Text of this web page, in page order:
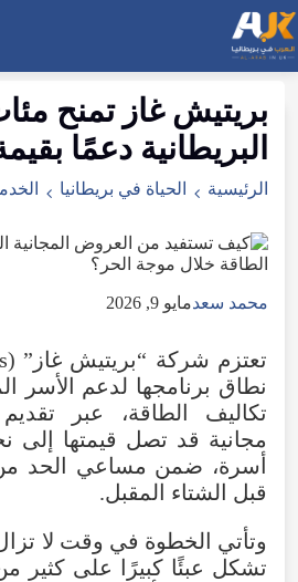
ابحث
الموقع
بريتيش غاز تمنح
البريطانية دعمًا
الرئيسية الحياة في بريطانيا
محمد سعدمايو 9, 2026
تعتزم شركة “بريتيش غاز ” (
نطاق برنامجها لدعم الأسر
تكاليف
الطاقة، عبر تقديم
مجانية قد تصل قيمتها إلى
أسرة، ضمن مساعي الحد
قبل الشتاء المقبل.
وتأتي الخطوة في وقت لا
تشكل عبئًا كبيرًا على كثير